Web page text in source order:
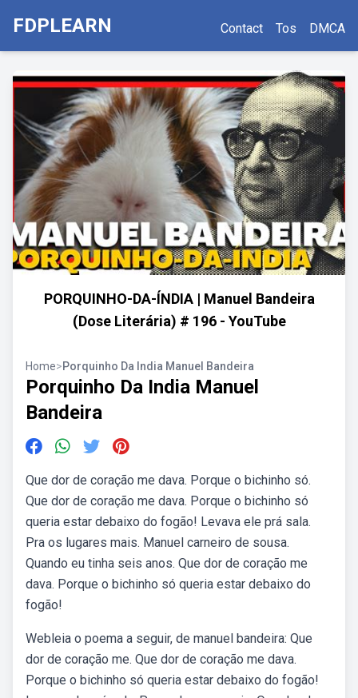
FDPLEARN Contact Tos DMCA
PORQUINHO-DA-ÍNDIA | Manuel Bandeira
(Dose Literária) # 196 - YouTube
Home>Porquinho Da India Manuel Bandeira
Porquinho Da India Manuel
Bandeira
Que dor de coração me dava. Porque o bichinho só.
Que dor de coração me dava. Porque o bichinho só
queria estar debaixo do fogão! Levava ele prá sala.
Pra os lugares mais. Manuel carneiro de sousa.
Quando eu tinha seis anos. Que dor de coração me
dava. Porque o bichinho só queria estar debaixo do
fogão!
Webleia o poema a seguir, de manuel bandeira: Que
dor de coração me. Que dor de coração me dava.
Porque o bichinho só queria estar debaixo do fogão!